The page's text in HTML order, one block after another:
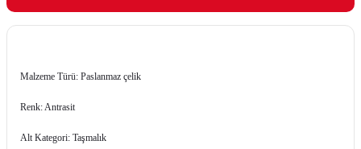
Malzeme Türü: Paslanmaz çelik
Renk: Antrasit
Alt Kategori: Taşmalık